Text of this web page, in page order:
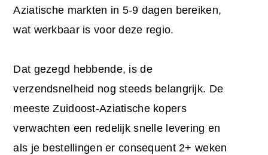
Aziatische markten in 5-9 dagen bereiken,
wat werkbaar is voor deze regio.
Dat gezegd hebbende, is de
verzendsnelheid nog steeds belangrijk. De
meeste Zuidoost-Aziatische kopers
verwachten een redelijk snelle levering en
als je bestellingen er consequent 2+ weken